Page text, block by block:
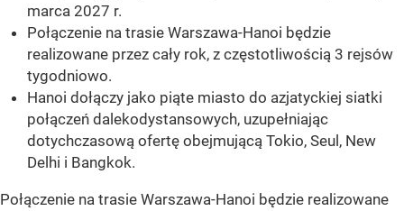
marca 2027 r.
Połączenie na trasie Warszawa-Hanoi będzie
realizowane przez cały rok, z częstotliwością 3 rejsów
tygodniowo.
Hanoi dołączy jako piąte miasto do azjatyckiej siatki
połączeń dalekodystansowych, uzupełniając
dotychczasową ofertę obejmującą Tokio, Seul, New
Delhi i Bangkok.
Połączenie na trasie Warszawa-Hanoi będzie realizowane